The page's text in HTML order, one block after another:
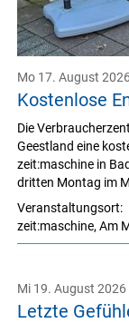
Kostenlose
Mo 17. August 2026
Veranstaltungsort:
zeit:maschine,Am
Die
Geestland eine
zeit:maschine in
dritten Montag im
Letzte
Mi 19. August 2026